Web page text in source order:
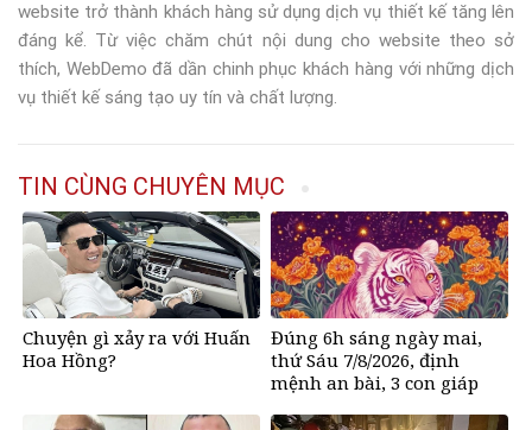
website trở thành khách hàng sử dụng dịch vụ thiết kế tăng lên
đáng kể. Từ việc chăm chút nội dung cho website theo sở
thích, WebDemo đã dần chinh phục khách hàng với những dịch
vụ thiết kế sáng tạo uy tín và chất lượng.
TIN CÙNG CHUYÊN MỤC
Chuyện gì xảy ra với Huấn
Hoa Hồng?
Đúng 6h sáng ngày mai,
thứ Sáu 7/8/2026, định
mệnh an bài, 3 con giáp